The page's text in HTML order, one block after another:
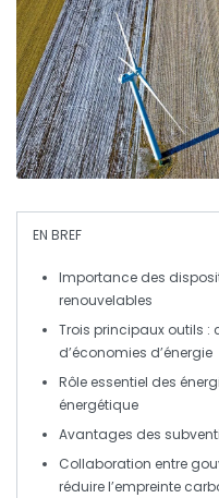
EN BREF
Importance des
renouvelables
Trois principaux outils :
d’économies d’énergie
Rôle essentiel des
énergétique
Avantages des
Collaboration entre
réduire l’empreinte